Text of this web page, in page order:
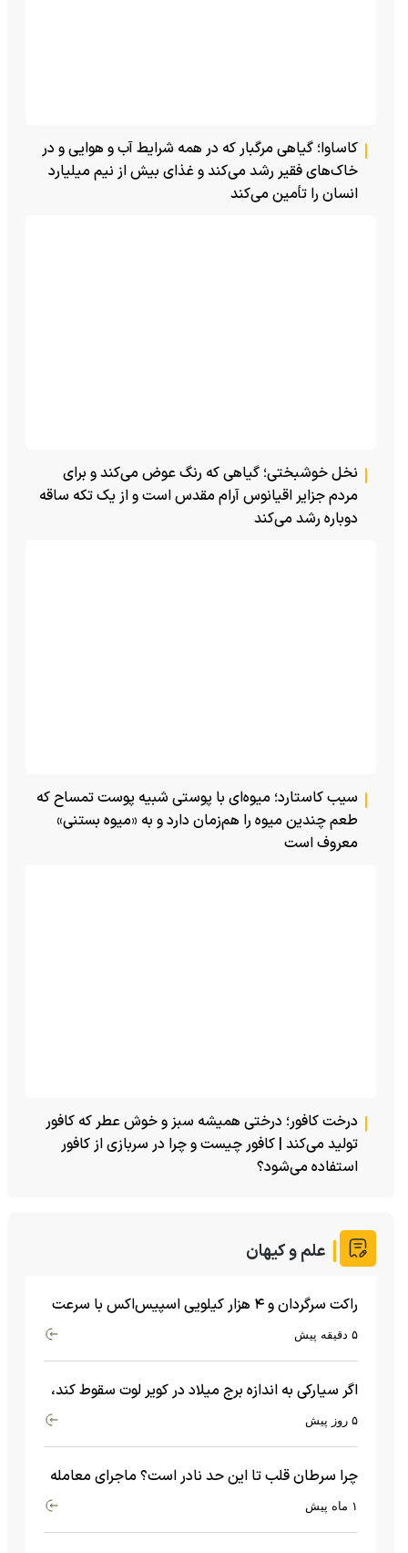
کاساوا؛ گیاهی مرگبار که در همه شرایط آب و هوایی و در
خاک‌های فقیر رشد می‌کند و غذای بیش از نیم میلیارد
انسان را تأمین می‌کند
نخل خوشبختی؛ گیاهی که رنگ عوض می‌کند و برای
مردم جزایر اقیانوس آرام مقدس است و از یک تکه ساقه
دوباره رشد می‌کند
سیب کاستارد؛ میوه‌ای با پوستی شبیه پوست تمساح که
طعم چندین میوه را هم‌زمان دارد و به «میوه بستنی»
معروف است
درخت کافور؛ درختی همیشه سبز و خوش عطر که کافور
تولید می‌کند | کافور چیست و چرا در سربازی از کافور
استفاده می‌شود؟
علم و کیهان
راکت سرگردان و ۴ هزار کیلویی اسپیس‌اکس با سرعت
هشت هزار و ۶۹۰ کیلومتر در ساعت به ماه برخورد کرد
۵ دقیقه پیش
اگر سیارکی به اندازه برج میلاد در کویر لوت سقوط کند،
چه اتفاقی می‌افتد؟
۵ روز پیش
چرا سرطان قلب تا این حد نادر است؟ ماجرای معامله
عجیبی که در بدن اتفاق می‌افتد!۱ ماه پیش